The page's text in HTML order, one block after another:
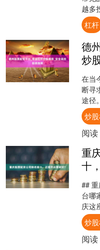
越多
可以
规模
杠杆
德
炒
在当
断寻
途径
杠杆
股杠
炒
阅读
重
十
##
台哪
庆这
市场
光。
炒
阅读